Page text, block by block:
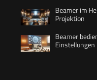
Beamer im
Projektion
Beamer
Einstellungen